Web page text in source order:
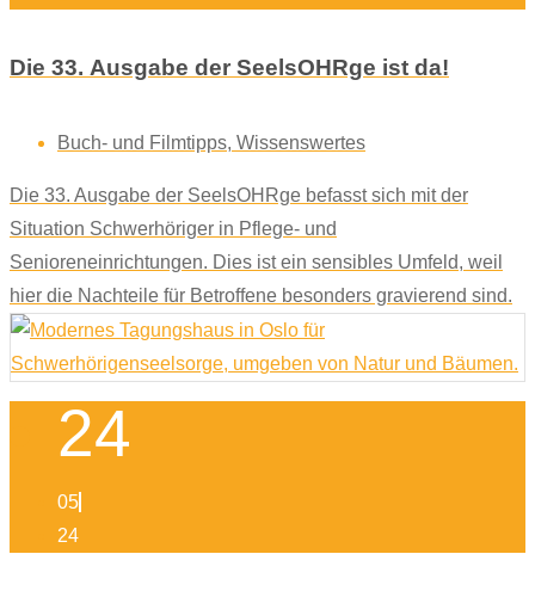
Die 33. Ausgabe der SeelsOHRge ist da!
Buch- und Filmtipps, Wissenswertes
Die 33. Ausgabe der SeelsOHRge befasst sich mit der
Situation Schwerhöriger in Pflege- und
Senioreneinrichtungen. Dies ist ein sensibles Umfeld, weil
hier die Nachteile für Betroffene besonders gravierend sind.
24
05
24